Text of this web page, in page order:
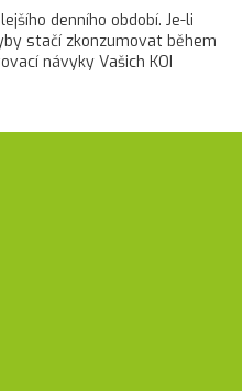
denního období. Je-li
stačí zkonzumovat během
návyky Vašich KOI